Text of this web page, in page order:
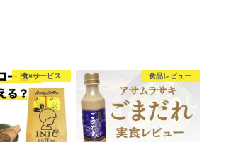
食×サービス 食品レビュー